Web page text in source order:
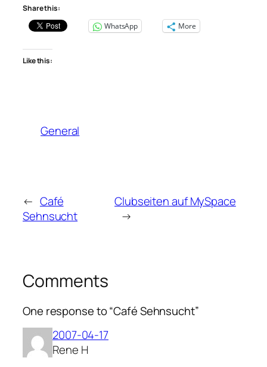
Share this:
WhatsApp
More
Like this:
General
← Café
Sehnsucht
Clubseiten auf MySpace
→
Comments
One response to “Café Sehnsucht”
2007-04-17
Rene H